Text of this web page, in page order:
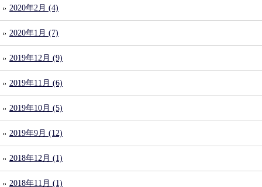
2020年2月 (4)
2020年1月 (7)
2019年12月 (9)
2019年11月 (6)
2019年10月 (5)
2019年9月 (12)
2018年12月 (1)
2018年11月 (1)